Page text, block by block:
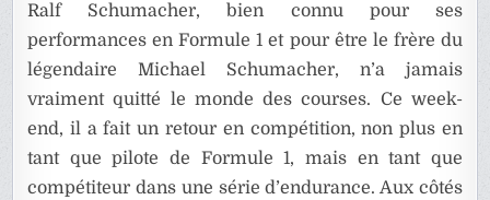
Ralf Schumacher, bien connu pour ses
performances en Formule 1 et pour être le frère du
légendaire Michael Schumacher, n’a jamais
vraiment quitté le monde des courses. Ce week-
end, il a fait un retour en compétition, non plus en
tant que pilote de Formule 1, mais en tant que
compétiteur dans une série d’endurance. Aux côtés